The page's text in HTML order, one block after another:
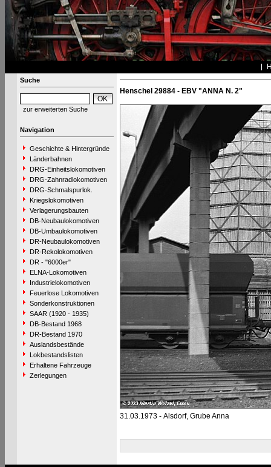
Suche
zur erweiterten Suche
Navigation
Geschichte & Hintergründe
Länderbahnen
DRG-Einheitslokomotiven
DRG-Zahnradlokomotiven
DRG-Schmalspurlok.
Kriegslokomotiven
Verlagerungsbauten
DB-Neubaulokomotiven
DB-Umbaulokomotiven
DR-Neubaulokomotiven
DR-Rekolokomotiven
DR - "6000er"
ELNA-Lokomotiven
Industrielokomotiven
Feuerlose Lokomotiven
Sonderkonstruktionen
SAAR (1920 - 1935)
DB-Bestand 1968
DR-Bestand 1970
Auslandsbestände
Lokbestandslisten
Erhaltene Fahrzeuge
Zerlegungen
Henschel 29884 - EBV "ANNA N. 2"
31.03.1973 - Alsdorf, Grube Anna